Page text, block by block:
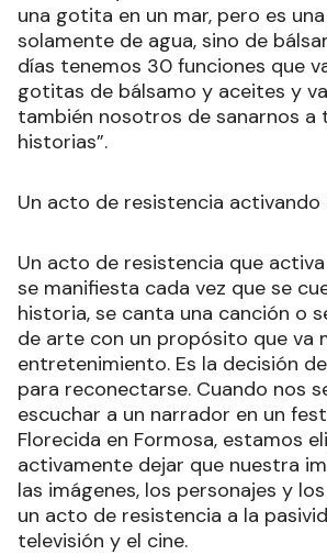
una gotita en un mar, pero es
solamente de agua, sino de
días tenemos 30 funciones que
gotitas de bálsamo y aceites y
también nosotros de sanarnos a
historias”.
Un acto de resistencia activando
Un acto de resistencia que
se manifiesta cada vez que se
historia, se canta una canción o
de arte con un propósito que va
entretenimiento. Es la decisión
para reconectarse. Cuando nos
escuchar a un narrador en un
Florecida en Formosa, estamos
activamente dejar que nuestra
las imágenes, los personajes y
un acto de resistencia a la
televisión y el cine.